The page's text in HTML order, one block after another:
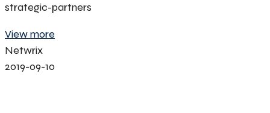
strategic-partners
View more
Netwrix
2019-09-10